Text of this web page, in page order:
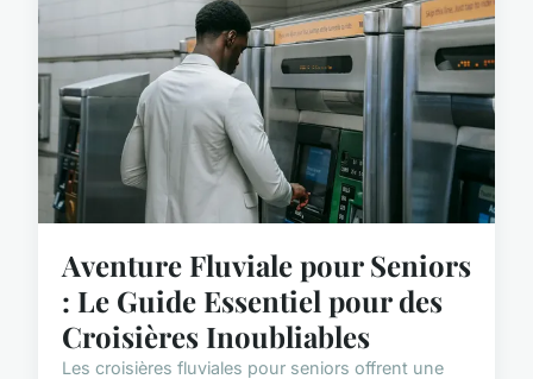
Aventure Fluviale pour Seniors
: Le Guide Essentiel pour des
Croisières Inoubliables
Les croisières fluviales pour seniors offrent une